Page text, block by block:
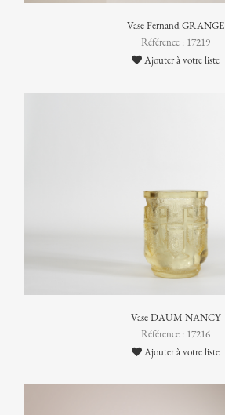
Vase Fernand GRANGE
Référence : 17219
Ajouter à votre liste
Vase DAUM NANCY
Référence : 17216
Ajouter à votre liste